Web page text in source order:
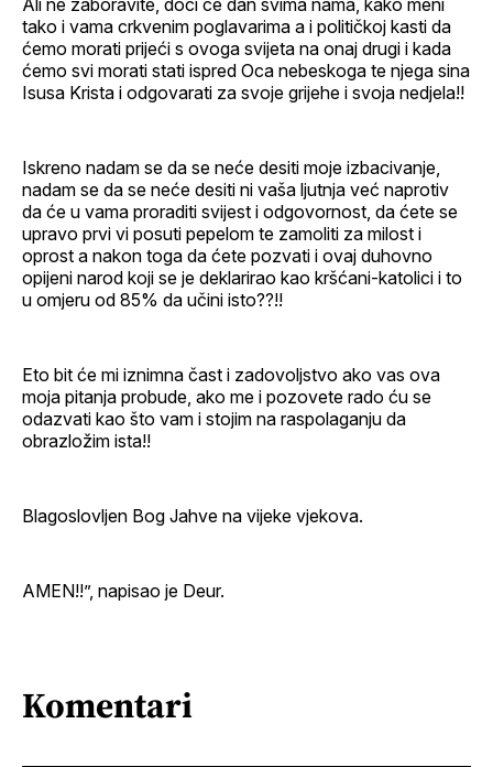
tako i vama crkvenim poglavarima a i političkoj kasti da
ćemo morati prijeći s ovoga svijeta na onaj drugi i kada
ćemo svi morati stati ispred Oca nebeskoga te njega sina
Isusa Krista i odgovarati za svoje grijehe i svoja nedjela!!
Iskreno nadam se da se neće desiti moje izbacivanje,
nadam se da se neće desiti ni vaša ljutnja već naprotiv
da će u vama proraditi svijest i odgovornost, da ćete se
upravo prvi vi posuti pepelom te zamoliti za milost i
oprost a nakon toga da ćete pozvati i ovaj duhovno
opijeni narod koji se je deklarirao kao kršćani-katolici i to
u omjeru od 85% da učini isto??!!
Eto bit će mi iznimna čast i zadovoljstvo ako vas ova
moja pitanja probude, ako me i pozovete rado ću se
odazvati kao što vam i stojim na raspolaganju da
obrazložim ista!!
Blagoslovljen Bog Jahve na vijeke vjekova.
AMEN!!”, napisao je Deur.
Komentari